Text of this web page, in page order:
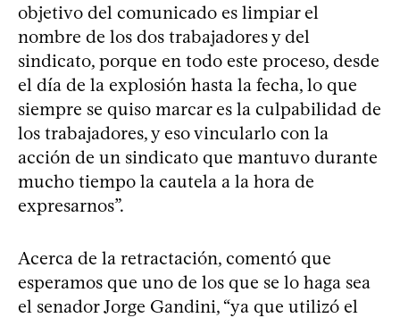
objetivo del comunicado es limpiar el
nombre de los dos trabajadores y del
sindicato, porque en todo este proceso, desde
el día de la explosión hasta la fecha, lo que
siempre se quiso marcar es la culpabilidad de
los trabajadores, y eso vincularlo con la
acción de un sindicato que mantuvo durante
mucho tiempo la cautela a la hora de
expresarnos”.
Acerca de la retractación, comentó que
esperamos que uno de los que se lo haga sea
el senador Jorge Gandini, “ya que utilizó el